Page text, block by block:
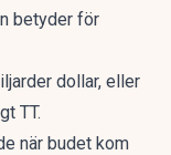
betyder för
dollar, eller
TT.
när budet kom